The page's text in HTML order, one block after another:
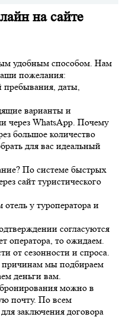
на сайте
удобным способом. Нам
пожелания:
пребывания, даты,
варианты и
через WhatsApp. Почему
большое количество
для вас идеальный
По системе быстрых
сайт туристического
у туроператора и
согласуются
оператора, то ожидаем.
от сезонности и спроса.
причинам мы подбираем
деньги вам.
можно в
почту. По всем
заключения договора